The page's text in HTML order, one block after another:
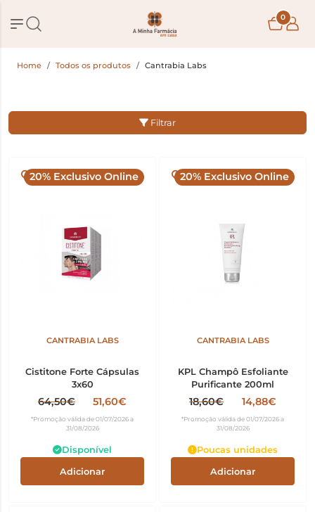
0
Home Todos os produtos Cantrabia Labs
Filtrar
20% Exclusivo Online
CANTRABIA LABS
Cistitone Forte Cápsulas
3x60
64,50€ 51,60€
*Promoção válida de 01/07/2026 a
31/08/2026
Disponível
Adicionar
20% Exclusivo Online
CANTRABIA LABS
KPL Champô Esfoliante
Purificante 200ml
18,60€ 14,88€
*Promoção válida de 01/07/2026 a
31/08/2026
Poucas unidades
Adicionar